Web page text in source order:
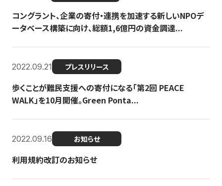
コングラント、企業の寄付・連携を加速する新しいNPOデ
ータベース構築に向け、総額1,6億円の資金調達...
2022.09.21 プレスリリース
歩くことが難民支援への寄付になる「第2回 PEACE
WALK」を10月開催。Green Ponta...
2022.09.16 お知らせ
利用規約改訂のお知らせ